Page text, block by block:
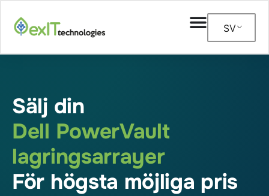
SV
Sälj din
Dell PowerVault
lagringsarrayer
För högsta möjliga pris